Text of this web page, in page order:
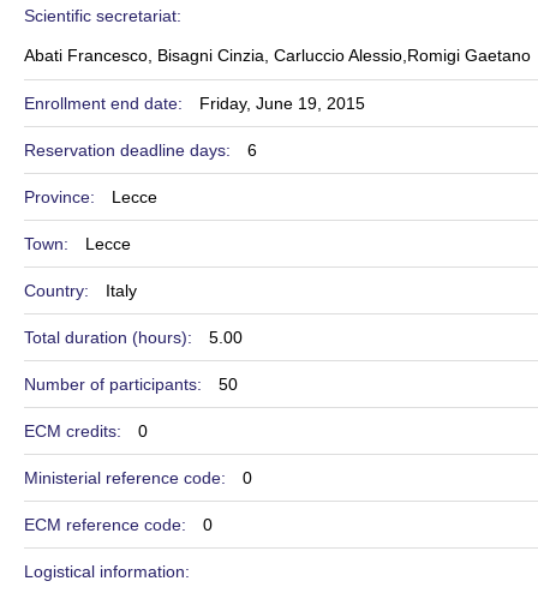
Scientific secretariat:
Abati Francesco, Bisagni Cinzia, Carluccio Alessio,Romigi Gaetano
Enrollment end date: Friday, June 19, 2015
Reservation deadline days: 6
Province: Lecce
Town: Lecce
Country: Italy
Total duration (hours): 5.00
Number of participants: 50
ECM credits: 0
Ministerial reference code: 0
ECM reference code: 0
Logistical information: